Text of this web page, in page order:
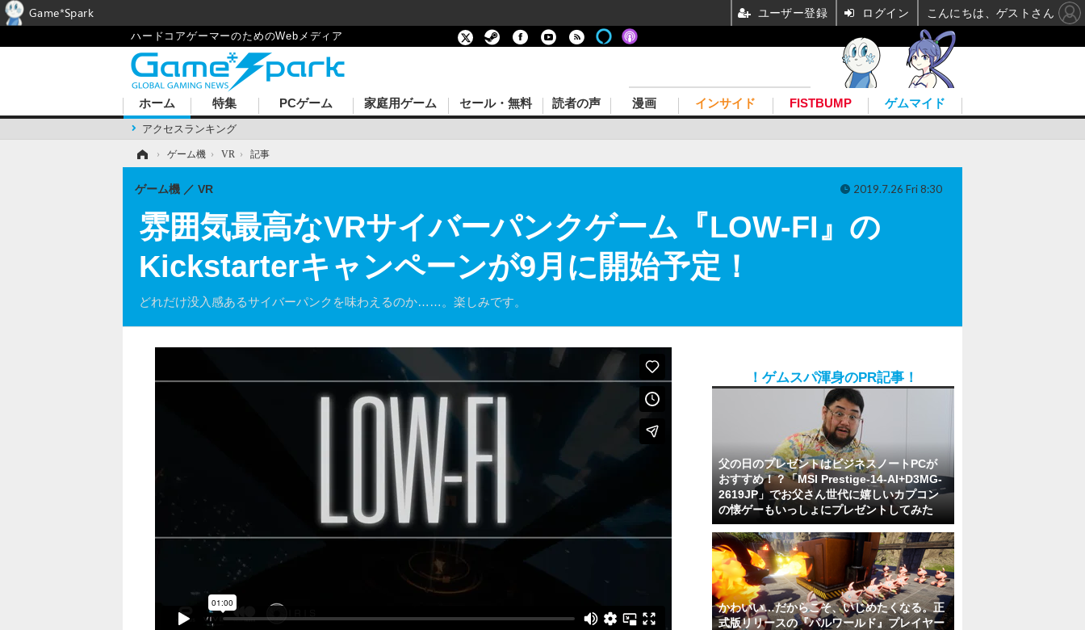
ハードコアゲーマーのためのWebメディア
ホーム
アクセスランキング
特集 PCゲーム 家庭用ゲーム セール・無料 読者の声 漫画 インサイド FISTBUMP ゲムマイド
› ゲーム機 › VR › 記事
雰囲気最高なVRサイバーパンクゲーム『LOW-FI』の
Kickstarterキャンペーンが9月に開始予定！
どれだけ没入感あるサイバーパンクを味わえるのか……。楽しみです。
ゲーム機 VR 2019.7.26 Fri 8:30
！ゲムスパ渾身のPR記事！
父の日のプレゼントはビジネスノートPCが
おすすめ！？「MSI Prestige-14-AI+D3MG-
2619JP」でお父さん世代に嬉しいカプコン
の懐ゲーもいっしょにプレゼントしてみた
かわいい…だからこそ、いじめたくなる。正
式版リリースの『パルワールド』プレイヤー
Game*Spark ユーザー登録 ログイン こんにちは、ゲストさん